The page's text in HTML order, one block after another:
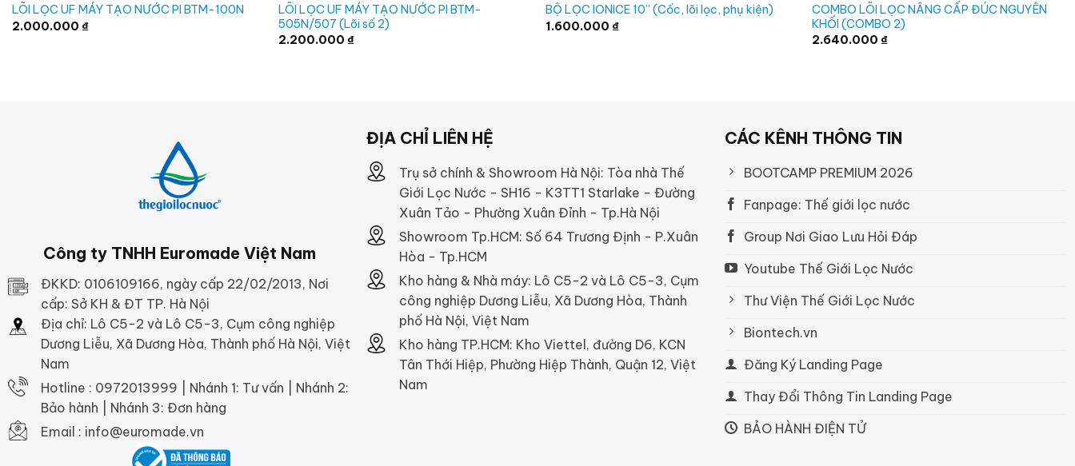
LÕI LỌC UF MÁY TẠO NƯỚC PI BTM-100N
2.000.000 ₫
LÕI LỌC UF MÁY TẠO NƯỚC PI BTM-
505N/507 (Lõi số 2)
2.200.000₫
BỘ LỌC IONICE 10” (Cốc, lõi lọc, phụ kiện)
1.600.000 ₫
COMBO LÕI LỌC NÂNG CẤP ĐÚC NGUYÊN
KHỐI (COMBO 2)
2.640.000₫
Công ty TNHH Euromade Việt Nam
ĐKKD: 0106109166, ngày cấp 22/02/2013, Nơi
cấp: Sở KH & ĐT TP. Hà Nội
Địa chỉ: Lô C5-2 và Lô C5-3, Cụm công nghiệp
Dương Liễu, Xã Dương Hòa, Thành phố Hà Nội, Việt
Nam
Hotline : 0972013999 | Nhánh 1: Tư vấn | Nhánh 2:
Bảo hành | Nhánh 3: Đơn hàng
Email : info@euromade.vn
ĐỊA CHỈ LIÊN HỆ
Trụ sở chính & Showroom Hà Nội: Tòa nhà Thế
Giới Lọc Nước - SH16 - K3TT1 Starlake - Đường
Xuân Tảo - Phường Xuân Đỉnh - Tp.Hà Nội
Showroom Tp.HCM: Số 64 Trương Định - P.Xuân
Hòa - Tp.HCM
Kho hàng & Nhà máy: Lô C5-2 và Lô C5-3, Cụm
công nghiệp Dương Liễu, Xã Dương Hòa, Thành
phố Hà Nội, Việt Nam
Kho hàng TP.HCM: Kho Viettel, đường D6, KCN
Tân Thới Hiệp, Phường Hiệp Thành, Quận 12, Việt
Nam
CÁC KÊNH THÔNG TIN
BOOTCAMP PREMIUM 2026
Fanpage: Thế giới lọc nước
Group Nơi Giao Lưu Hỏi Đáp
Youtube Thế Giới Lọc Nước
Thư Viện Thế Giới Lọc Nước
Biontech.vn
Đăng Ký Landing Page
Thay Đổi Thông Tin Landing Page
BẢO HÀNH ĐIỆN TỬ